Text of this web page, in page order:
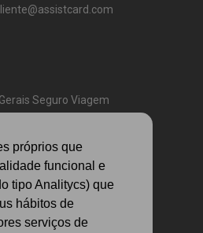
próprios que
funcional e
tipo Analitycs) que
hábitos de
serviços de
Seguro Viagem
Gerais Assistência
de Cookies
de Privacidade